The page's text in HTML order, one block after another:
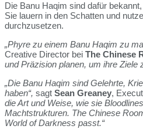
Die Banu Haqim sind dafür
Sie lauern in den Schatten und
durchzusetzen.
„Phyre zu einem Banu Haqim zu
Creative Director bei The Chinese
und Präzision planen, um ihre Ziele
„Die Banu Haqim sind Gelehrte,
haben“, sagt Sean Greaney,
die Art und Weise, wie sie
Machtstrukturen. The Chinese
World of Darkness passt.“